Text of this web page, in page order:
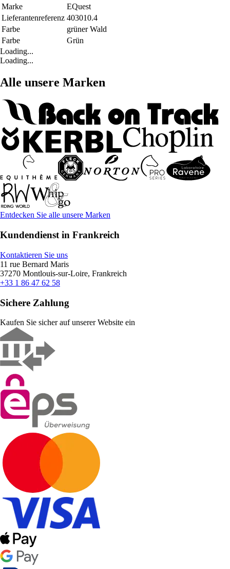
Marke
EQuest
Lieferantenreferenz 403010.4
Farbe
grüner Wald
Farbe
Grün
Loading...
Loading...
Alle unsere Marken
Entdecken Sie alle unsere Marken
Kundendienst in Frankreich
Kontaktieren Sie uns
11 rue Bernard Maris
37270 Montlouis-sur-Loire, Frankreich
+33 1 86 47 62 58
Sichere Zahlung
Kaufen Sie sicher auf unserer Website ein